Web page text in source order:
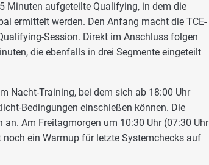
Minuten aufgeteilte Qualifying, in dem die
ermittelt werden. Den Anfang macht die TCE-
Session. Direkt im Anschluss folgen
die ebenfalls in drei Segmente eingeteilt
Nacht-Training, bei dem sich ab 18:00 Uhr
Bedingungen einschießen können. Die
Am Freitagmorgen um 10:30 Uhr (07:30 Uhr
ein Warmup für letzte Systemchecks auf